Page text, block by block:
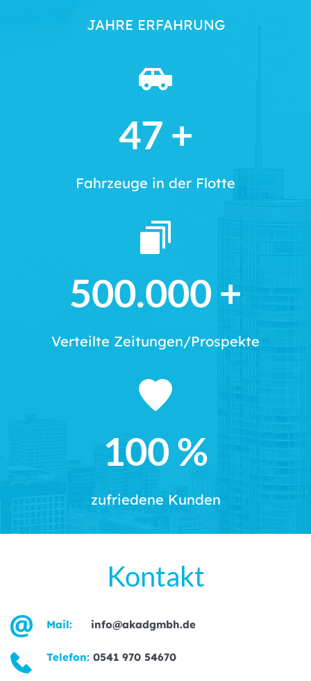
JAHRE ERFAHRUNG
47 +
Fahrzeuge in der Flotte
500.000 +
Verteilte Zeitungen/Prospekte
100 %
zufriedene Kunden
Kontakt
Mail: info@akadgmbh.de
Telefon: 0541 970 54670